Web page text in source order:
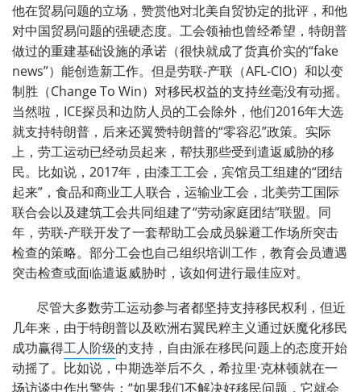
他在贸易问题的立场，赞赏他对北美自贸协定的批评，和他
对中国贸易问题的强硬态度。工会领袖也曾经希望，特朗普
做过的重建基础设施的承诺（很快就成了货真价实的“fake
news”）能创造新工作。但是劳联-产联（AFL-CIO）和以变
制胜（Change To Win）对移民权益的支持丝毫没有动摇。
当然啦，ICE探员和边防人员的工会除外，他们2016年大选
就支持特朗普，后来还翼赞特朗普的“零容忍”政策。实际
上，劳工运动已经动员起来，帮扶那些受到遣返威胁的移
民。比如说，2017年，由漆工工会，宾馆员工组建的“团结
起来”，食品和商业工人联合，运输业工会，北美劳工国际
联合会以及建筑工会共同组建了“劳动家庭团结”联盟。同
年，劳联-产联开发了一套帮助工会成员躲避工作场所突击
检查的策略。部分工会也自己组织培训工作，教育会员遭遇
突击检查或面临遣返威胁时，该如何进行最佳应对。
尽管大多数劳工运动参与者都坚持支持移民权利，但近
几年来，由于特朗普以及欧洲右翼民粹主义通过妖魔化移民
成功赢得工人阶级的支持，自由派在移民问题上的态度开始
动摇了。比如说，中期选举后不久，希拉里·克林顿就在一
场访谈中作出警告：“如果我们不解决好移民问题，它就会